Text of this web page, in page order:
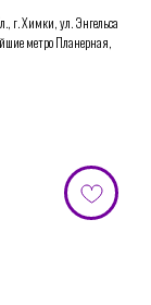
г. Химки, ул. Энгельса
метро Планерная,